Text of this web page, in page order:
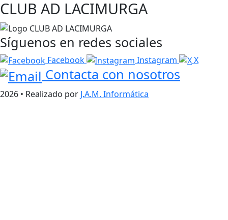
CLUB AD LACIMURGA
Síguenos en redes sociales
Facebook Instagram X
Contacta con nosotros
2026 • Realizado por J.A.M. Informática